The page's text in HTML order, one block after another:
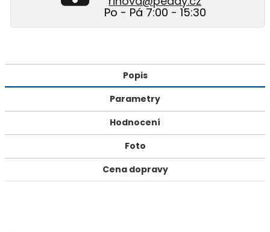
Po - Pá 7:00 - 15:30
Popis
Parametry
Hodnocení
Foto
Cena dopravy